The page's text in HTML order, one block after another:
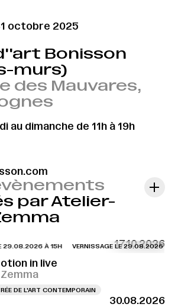
octobre 2025
Bonisson
murs)
des Mauvares,
au dimanche de 11h à 19h
par Atelier-
17.10.2026
29.08.2026 À 15H VERNISSAGE LE 29.08.2026 À
in live
DE L'ART CONTEMPORAIN
30.08.2026